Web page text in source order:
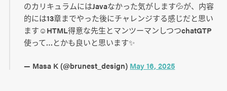
のカリキュラムにはJavaなかった気がします💦が、内容
的には13章までやった後にチャレンジする感じだと思い
ます☺️HTML得意な先生とマンツーマンしつつchatGTP
使って…とかも良いと思います✨
— Masa K (@brunest_design) May 16, 2025